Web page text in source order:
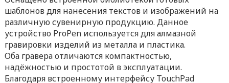
шаблонов для нанесения текстов и изображений на
различную сувенирную продукцию. Данное
устройство ProPen используется для алмазной
гравировки изделий из металла и пластика.
Оба гравера отличаются компактностью,
надёжностью и простотой в эксплуатации.
Благодаря встроенному интерфейсу TouchPad